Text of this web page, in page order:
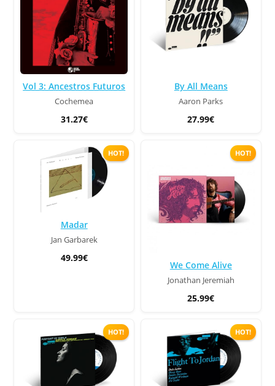
Vol 3: Ancestros Futuros
Cochemea
31.27€
By All Means
Aaron Parks
27.99€
HOT!
Madar
Jan Garbarek
49.99€
HOT!
We Come Alive
Jonathan Jeremiah
25.99€
HOT! HOT!